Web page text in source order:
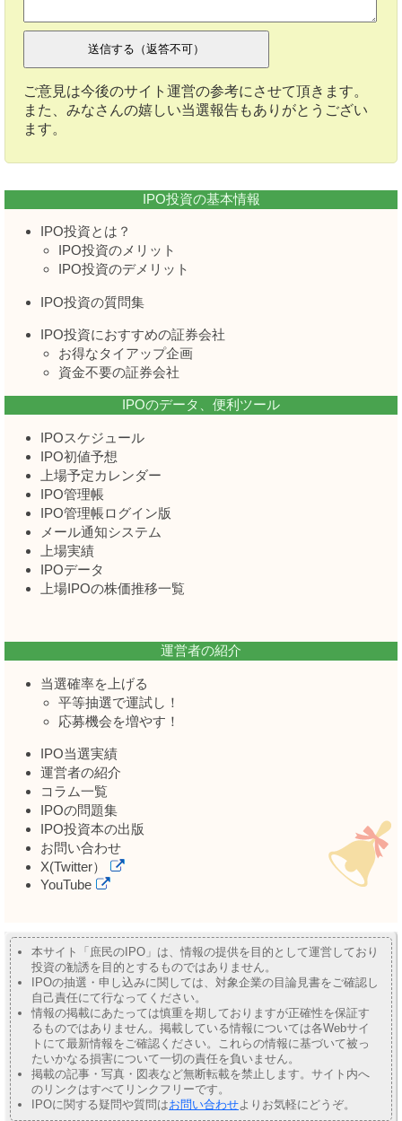
ご意見は今後のサイト運営の参考にさせて頂きます。
また、みなさんの嬉しい当選報告もありがとうござい
ます。
IPO投資の基本情報
IPO投資とは？
IPO投資のメリット
IPO投資のデメリット
IPO投資の質問集
IPO投資におすすめの証券会社
お得なタイアップ企画
資金不要の証券会社
IPOのデータ、便利ツール
IPOスケジュール
IPO初値予想
上場予定カレンダー
IPO管理帳
IPO管理帳ログイン版
メール通知システム
上場実績
IPOデータ
上場IPOの株価推移一覧
運営者の紹介
当選確率を上げる
平等抽選で運試し！
応募機会を増やす！
IPO当選実績
運営者の紹介
コラム一覧
IPOの問題集
IPO投資本の出版
お問い合わせ
X(Twitter）
YouTube
本サイト「庶民のIPO」は、情報の提供を目的として運営しており
投資の勧誘を目的とするものではありません。
IPOの抽選・申し込みに関しては、対象企業の目論見書をご確認し
自己責任にて行なってください。
情報の掲載にあたっては慎重を期しておりますが正確性を保証す
るものではありません。掲載している情報については各Webサイ
トにて最新情報をご確認ください。これらの情報に基づいて被っ
たいかなる損害について一切の責任を負いません。
掲載の記事・写真・図表など無断転載を禁止します。サイト内へ
のリンクはすべてリンクフリーです。
IPOに関する疑問や質問はお問い合わせよりお気軽にどうぞ。